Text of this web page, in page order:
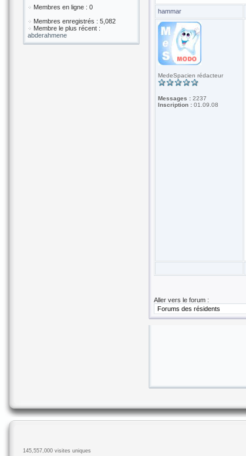
Membres en ligne : 0
Membres enregistrés : 5,082
Membre le plus récent :
abderahmene
hammar
MedeSpacien rédacteur
Messages : 2237
Inscription : 01.09.08
Aller vers le forum :
145,557,000 visites uniques